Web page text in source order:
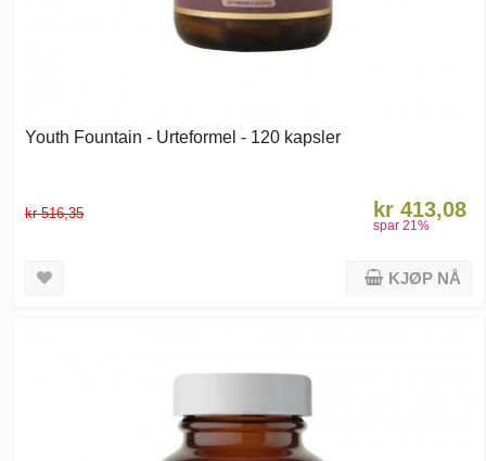
Youth Fountain - Urteformel - 120 kapsler
kr 516,35 kr 413,08
spar 21 %
KJØP NÅ